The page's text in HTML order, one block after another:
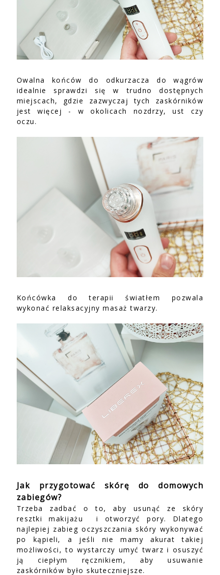
Owalna końców do odkurzacza do wągrów
idealnie sprawdzi się w trudno dostępnych
miejscach, gdzie zazwyczaj tych zaskórników
jest więcej - w okolicach nozdrzy, ust czy
oczu.
Końcówka do terapii światłem pozwala
wykonać relaksacyjny masaż twarzy.
Jak przygotować skórę do domowych
zabiegów?
Trzeba zadbać o to, aby usunąć ze skóry
resztki makijażu i otworzyć pory. Dlatego
najlepiej zabieg oczyszczania skóry wykonywać
po kąpieli, a jeśli nie mamy akurat takiej
możliwości, to wystarczy umyć twarz i osuszyć
ją ciepłym ręcznikiem, aby usuwanie
zaskórników było skuteczniejsze.